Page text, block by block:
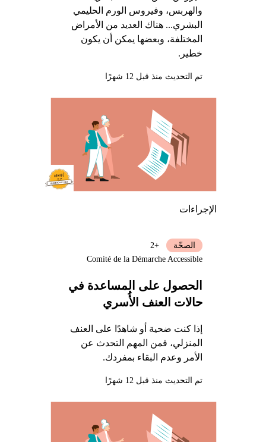
والهربس، وفيروس الورم الحليمي
البشري... هناك العديد من الأمراض
المختلفة، وبعضها يمكن أن يكون
خطير.
تم التحديث منذ قبل 12 شهرًا
الإجراءات
الحصول على المساعدة في
حالات العنف الأُسري
إذا كنت ضحية أو شاهدًا على العنف
المنزلي، فمن المهم التحدث عن
الأمر وعدم البقاء بمفردك.
الصحّة
+2
Comité de la Démarche Accessible
تم التحديث منذ قبل 12 شهرًا